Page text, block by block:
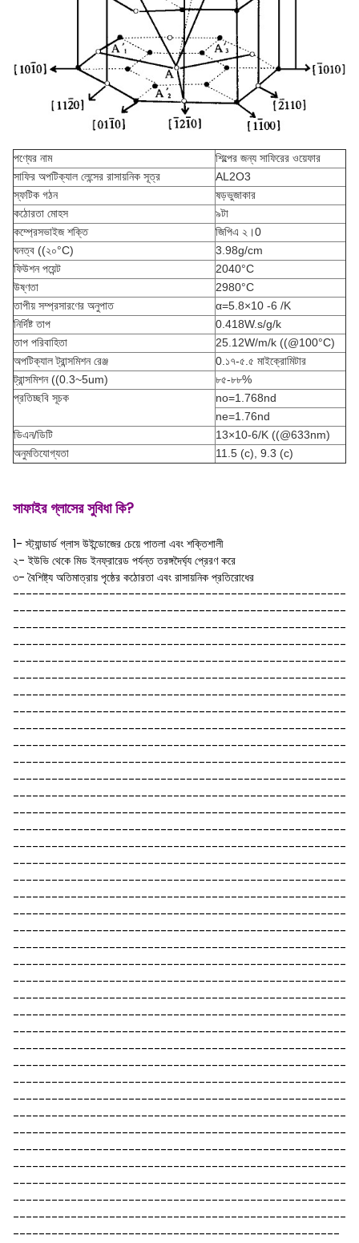
পণ্যের নাম
শিল্পের জন্য সাফিরের ওয়েফার
সাফির অপটিক্যাল লেন্সের রাসায়নিক সূত্র
AL2O3
স্ফটিক গঠন
ষড়ভুজাকার
কঠোরতা মোহস
৯টা
কম্প্রেসভাইজ শক্তি
জিপিএ ২।0
ঘনত্ব ((২০°C)
3.98g/cm
ফিউশন পয়েন্ট
2040°C
উষ্ণতা
2980°C
তাপীয় সম্প্রসারণের অনুপাত
α=5.8×10 -6 /K
নির্দিষ্ট তাপ
0.418W.s/g/k
তাপ পরিবাহিতা
25.12W/m/k ((@100°C)
অপটিক্যাল ট্রান্সমিশন রেঞ্জ
0.১৭-৫.৫ মাইক্রোমিটার
ট্রান্সমিশন ((0.3~5um)
৮৫-৮৮%
প্রতিচ্ছবি সূচক
no=1.768nd
ne=1.76nd
ডিএন/ডিটি
13×10-6/K ((@633nm)
অনুমতিযোগ্যতা
11.5 (c), 9.3 (c)
সাফাইর গ্লাসের সুবিধা কি?
1- স্ট্যান্ডার্ড গ্লাস উইন্ডোজের চেয়ে পাতলা এবং শক্তিশালী
২- ইউভি থেকে মিড ইনফ্রারেড পর্যন্ত তরঙ্গদৈর্ঘ্য প্রেরণ করে
৩- বৈশিষ্ট্য অতিমাত্রায় পৃষ্ঠের কঠোরতা এবং রাসায়নিক প্রতিরোধের
----------------------------------------------------
----------------------------------------------------
----------------------------------------------------
----------------------------------------------------
----------------------------------------------------
----------------------------------------------------
----------------------------------------------------
----------------------------------------------------
----------------------------------------------------
----------------------------------------------------
----------------------------------------------------
----------------------------------------------------
----------------------------------------------------
----------------------------------------------------
----------------------------------------------------
----------------------------------------------------
----------------------------------------------------
----------------------------------------------------
----------------------------------------------------
----------------------------------------------------
----------------------------------------------------
----------------------------------------------------
----------------------------------------------------
----------------------------------------------------
----------------------------------------------------
----------------------------------------------------
----------------------------------------------------
----------------------------------------------------
----------------------------------------------------
----------------------------------------------------
----------------------------------------------------
----------------------------------------------------
----------------------------------------------------
----------------------------------------------------
----------------------------------------------------
----------------------------------------------------
----------------------------------------------------
----------------------------------------------------
---------------------------------------------------